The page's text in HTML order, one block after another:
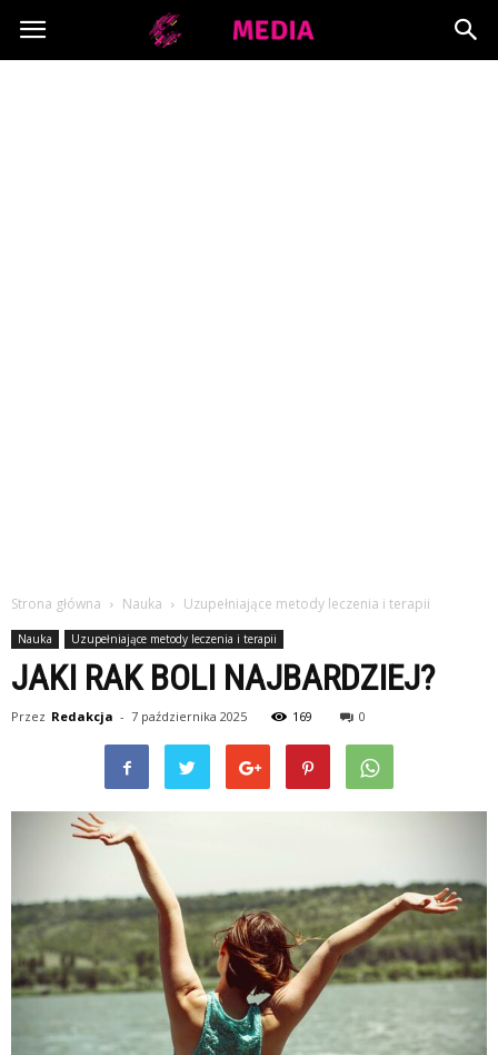
Copymedia.pl
Strona główna Nauka Uzupełniające metody leczenia i terapii
Nauka Uzupełniające metody leczenia i terapii
JAKI RAK BOLI NAJBARDZIEJ?
Przez Redakcja - 7 października 2025 169 0